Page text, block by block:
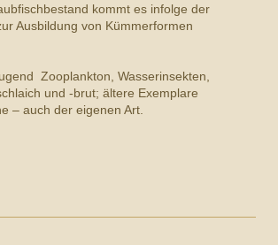
kommt es infolge der
Ausbildung von Kümmerformen
Zooplankton, Wasserinsekten,
und -brut; ältere Exemplare
– auch der eigenen Art.